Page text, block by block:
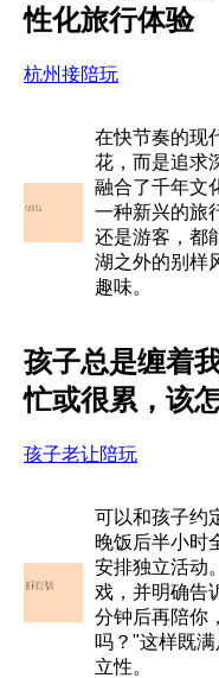
性化旅行体验
杭州接陪玩
在快节奏的现
花，而是追求
融合了千年文
一种新兴的旅
还是游客，都
湖之外的别样
趣味。
孩子总是缠着
忙或很累，该
孩子老让陪玩
可以和孩子约
晚饭后半小时
安排独立活动
戏，并明确告
分钟后再陪你
吗？"这样既
立性。